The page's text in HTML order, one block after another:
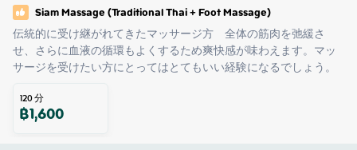
Siam Massage (Traditional Thai + Foot Massage)
伝統的に受け継がれてきたマッサージ方　全体の筋肉を弛緩さ
せ、さらに血液の循環もよくするため爽快感が味わえます。マッ
サージを受けたい方にとってはとてもいい経験になるでしょう。
120分
฿1,600